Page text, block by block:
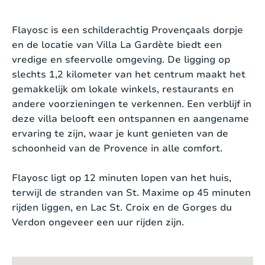
Roken: Rookvrije locatie
Sporttoestellen aanwezig:
Opladen voertuig: Niet toegestaan
Interieur
Stijl: Eigentijds
Oppervlakte woning: 160 m
Verwarming: Elektrisch
dat overal een prettige diepte van 1.40m heeft.
Stenen inlooptrapje. Het zwembad is voorzien van
een elektronisch alarm, dat naar eigen behoefte
aan en uitgezet kan worden. Afmetingen van het
zwembad: 6.00 x 8.00 m. Rond het zwembad
staan ligbedden met comfortabele kussens. Ook
is er een heerlijke jeu de boule baan van 10*3
meter voor het echte provencaalse
vakantiegevoel.
Tussen de villa en het gastenverblijf ligt de abri:
een overdekte ruimte van 35m2 met eettafel en
stoelen en een zitgedeelte, direct aan het terras
van het zwembad. Er is een plancha en een
Flayosc is een schilderachtig Provençaals dorpje
en de locatie van Villa La Gardète biedt een
vredige en sfeervolle omgeving. De ligging op
slechts 1,2 kilometer van het centrum maakt het
gemakkelijk om lokale winkels, restaurants en
andere voorzieningen te verkennen. Een verblijf in
deze villa belooft een ontspannen en aangename
ervaring te zijn, waar je kunt genieten van de
schoonheid van de Provence in alle comfort.
Flayosc ligt op 12 minuten lopen van het huis,
terwijl de stranden van St. Maxime op 45 minuten
rijden liggen, en Lac St. Croix en de Gorges du
Verdon ongeveer een uur rijden zijn.